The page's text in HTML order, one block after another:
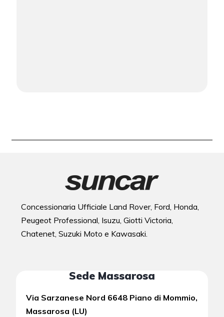
Concessionaria Ufficiale Land Rover, Ford, Honda,
Peugeot Professional, Isuzu, Giotti Victoria,
Chatenet, Suzuki Moto e Kawasaki.
Sede Massarosa
Via Sarzanese Nord 6648 Piano di Mommio,
Massarosa (LU)